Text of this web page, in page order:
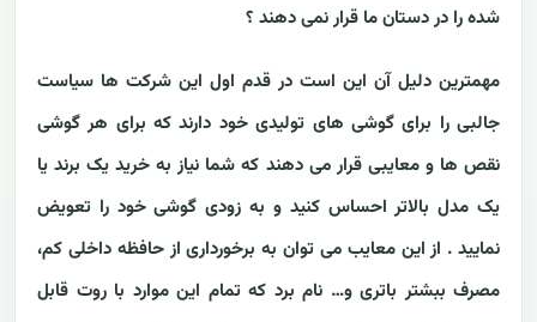
شده را در دستان ما قرار نمی دهند ؟
مهمترین دلیل آن این است در قدم اول این شرکت ها سیاست
جالبی را برای گوشی های تولیدی خود دارند که برای هر گوشی
نقص ها و معایبی قرار می دهند که شما نیاز به خرید یک برند یا
یک مدل بالاتر احساس کنید و به زودی گوشی خود را تعویض
نمایید . از این معایب می توان به برخورداری از حافظه داخلی کم،
مصرف ببشتر باتری و… نام برد که تمام این موارد با روت قابل